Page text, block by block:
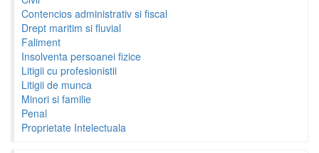
Contencios administrativ si fiscal
Drept maritim si fluvial
Faliment
Insolventa persoanei fizice
Litigii cu profesionistii
Litigii de munca
Minori si familie
Penal
Proprietate Intelectuala